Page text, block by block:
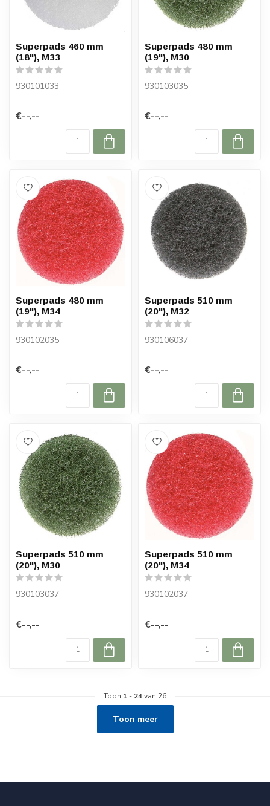
Superpads 460 mm
(18"), M33
930101033
€--,--
Superpads 480 mm
(19"), M30
930103035
€--,--
Superpads 480 mm
(19"), M34
930102035
€--,--
Superpads 510 mm
(20"), M32
930106037
€--,--
Superpads 510 mm
(20"), M30
930103037
€--,--
Superpads 510 mm
(20"), M34
930102037
€--,--
Toon 1 - 24van 26
Toon meer